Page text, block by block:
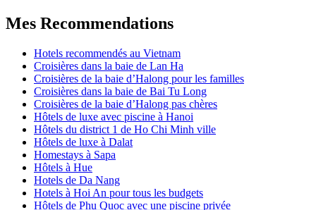
Mes Recommendations
Hotels recommendés au Vietnam
Croisières dans la baie de Lan Ha
Croisières de la baie d’Halong pour les familles
Croisières dans la baie de Bai Tu Long
Croisières de la baie d’Halong pas chères
Hôtels de luxe avec piscine à Hanoi
Hôtels du district 1 de Ho Chi Minh ville
Hôtels de luxe à Dalat
Homestays à Sapa
Hôtels à Hue
Hotels de Da Nang
Hotels à Hoi An pour tous les budgets
Hôtels de Phu Quoc avec une piscine privée